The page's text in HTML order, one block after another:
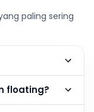
paling sering
floating?